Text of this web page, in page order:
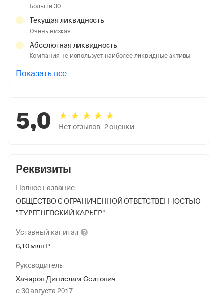
Реквизиты
Полное название
ОБЩЕСТВО С ОГРАНИЧЕННОЙ ОТВЕТСТВЕННОСТЬЮ
"ТУРГЕНЕВСКИЙ КАРЬЕР"
Уставный капитал
6,10 млн ₽
Руководитель
Хачиров Динислам Сеитович
с 30 августа 2017
Больше 30
Текущая ликвидность
Очень низкая
Абсолютная ликвидность
Компания не использует наиболее ликвидные активы
Показать все
5,0 Нет отзывов 2оценки